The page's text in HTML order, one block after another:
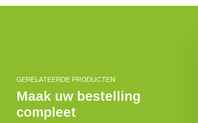
GERELATEERDE PRODUCTEN
Maak uw bestelling
compleet